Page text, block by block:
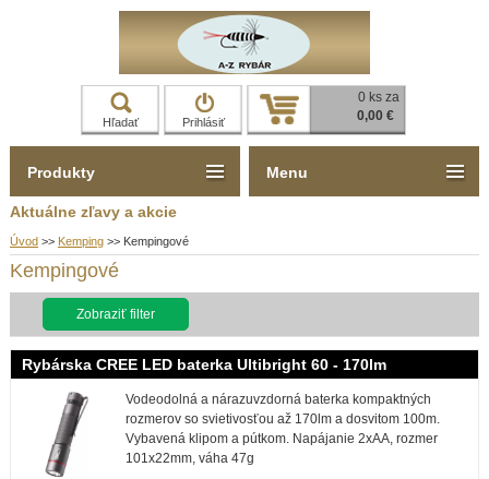
Hľadať Prihlásiť
0 ks za
0,00 €
Aktuálne zľavy a akcie
Úvod >> Kemping >> Kempingové
Kempingové
Zobraziť filter
Rybárska CREE LED baterka Ultibright 60 - 170lm
Vodeodolná a nárazuvzdorná baterka kompaktných
rozmerov so svietivosťou až 170lm a dosvitom 100m.
Vybavená klipom a pútkom. Napájanie 2xAA, rozmer
101x22mm, váha 47g
Produkty Menu